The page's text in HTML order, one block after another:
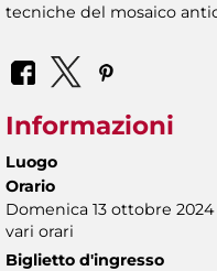
tecniche del mosaico
Informazioni
Luogo
Orario
Domenica 13 ottobre 2024
vari orari
Biglietto d'ingresso